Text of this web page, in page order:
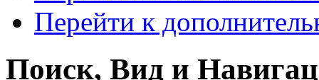
Перейти к
Поиск, Вид и